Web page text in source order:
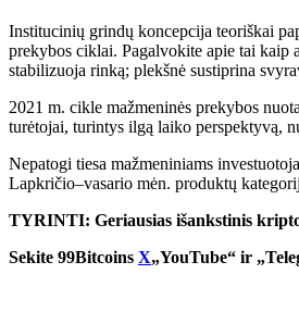
Institucinių grindų koncepcija teoriškai
prekybos ciklai. Pagalvokite apie tai kaip
stabilizuoja rinką; plekšnė sustiprina
2021 m. cikle mažmeninės prekybos
turėtojai, turintys ilgą laiko perspektyvą,
Nepatogi tiesa mažmeniniams
Lapkričio–vasario mėn. produktų
TYRINTI: Geriausias išankstinis
Sekite 99Bitcoins X„YouTube“ ir